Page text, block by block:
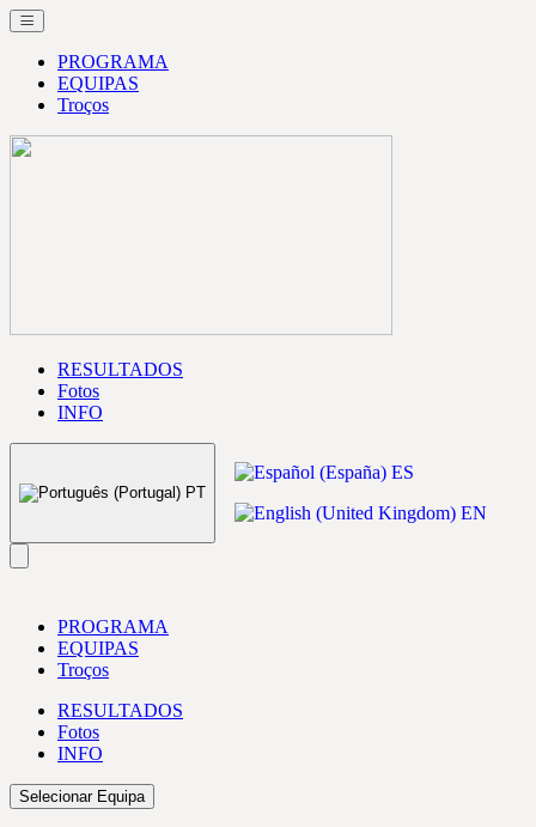
PROGRAMA
EQUIPAS
Troços
RESULTADOS
Fotos
INFO
PT
ES
EN
PROGRAMA
EQUIPAS
Troços
RESULTADOS
Fotos
INFO
Selecionar Equipa